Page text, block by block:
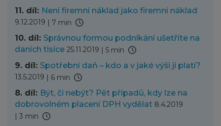
11. díl: Není firemní náklad jako firemní náklad
9.12.2019 | 7 min
10. díl: Správnou formou podnikání ušetříte na
daních tisíce 25.11.2019 | 5 min
9. díl: Spotřební daň – kdo a v jaké výši ji platí?
13.5.2019 | 6 min
8. díl: Být, či nebýt? Pět případů, kdy lze na
dobrovolném placení DPH vydělat 8.4.2019
| 3 min